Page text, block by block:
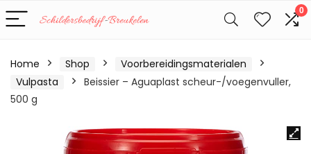
0
Home Shop
Voorbereidingsmaterialen
Vulpasta
Beissier – Aguaplast scheur-/voegenvuller,
500 g